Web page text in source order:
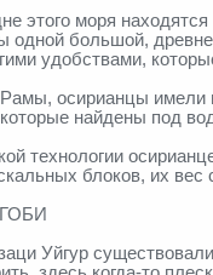
этого моря
одной большой,
удобствами,
осирианцы имели
найдены под
технологии
блоков, их вес
Уйгур